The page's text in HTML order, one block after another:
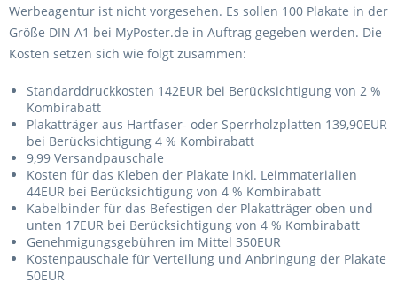
Werbeagentur ist nicht vorgesehen. Es sollen 100 Plakate in der
Größe DIN A1 bei MyPoster.de in Auftrag gegeben werden. Die
Kosten setzen sich wie folgt zusammen:
Standarddruckkosten 142EUR bei Berücksichtigung von 2 %
Kombirabatt
Plakatträger aus Hartfaser- oder Sperrholzplatten 139,90EUR
bei Berücksichtigung 4 % Kombirabatt
9,99 Versandpauschale
Kosten für das Kleben der Plakate inkl. Leimmaterialien
44EUR bei Berücksichtigung von 4 % Kombirabatt
Kabelbinder für das Befestigen der Plakatträger oben und
unten 17EUR bei Berücksichtigung von 4 % Kombirabatt
Genehmigungsgebühren im Mittel 350EUR
Kostenpauschale für Verteilung und Anbringung der Plakate
50EUR